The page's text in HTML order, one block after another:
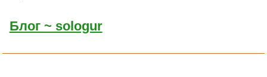
Блог ~ sologur